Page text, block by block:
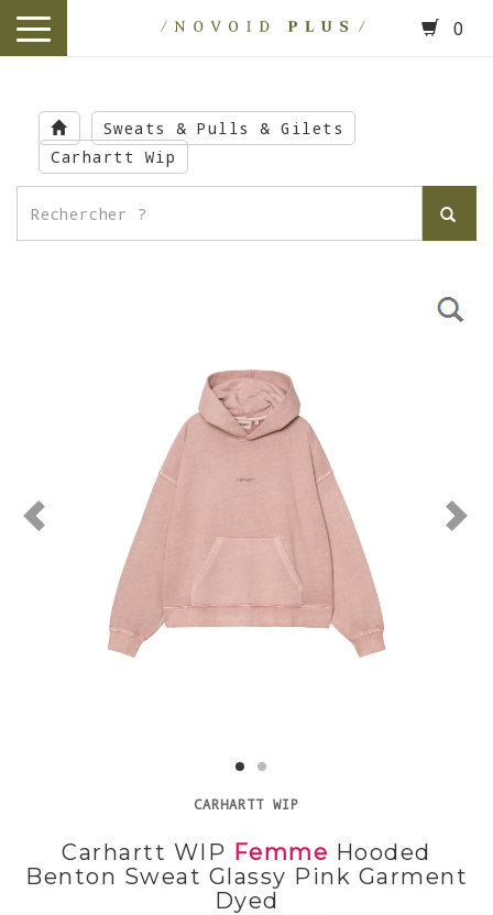
main
content
toggle
0
Sweats & Pulls & Gilets
Carhartt Wip
CARHARTT WIP
Carhartt WIP Femme Hooded
Benton Sweat Glassy Pink Garment
Dyed